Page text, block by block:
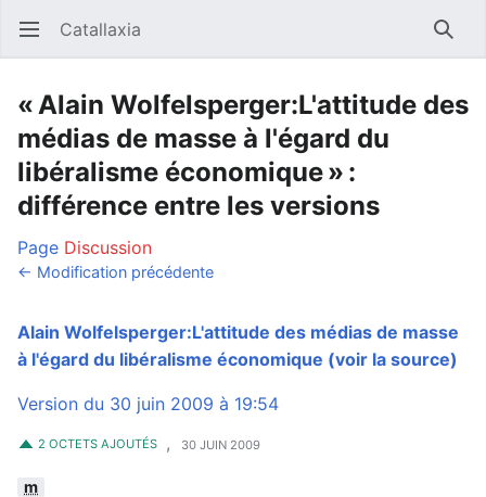
Ouvrir le menu principal Catallaxia
« Alain Wolfelsperger:L'attitude des
médias de masse à l'égard du
libéralisme économique » :
différence entre les versions
Page Discussion
← Modification précédente
Alain Wolfelsperger:L'attitude des médias de masse
à l'égard du libéralisme économique (voir la source)
Version du 30 juin 2009 à 19:54
2 OCTETS AJOUTÉS , 30 JUIN 2009
m